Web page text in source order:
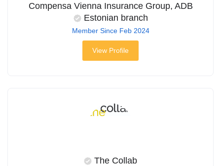
Compensa Vienna Insurance Group, ADB
Estonian branch
Member Since Feb 2024
View Profile
The Collab